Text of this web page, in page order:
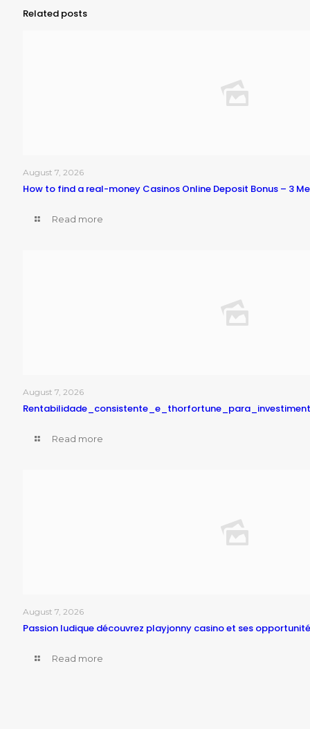
Related posts
August 7, 2026
How to find a real-money Casinos Online Deposit Bonus – 3
Read more
August 7, 2026
Read more
August 7, 2026
Passion ludique découvrez playjonny casino et ses
Read more